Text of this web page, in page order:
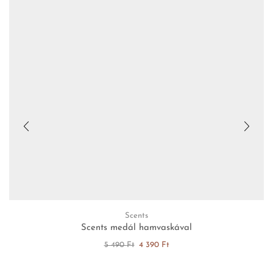
Scents
Scents medál hamvaskával
5 490Ft 4 390 Ft